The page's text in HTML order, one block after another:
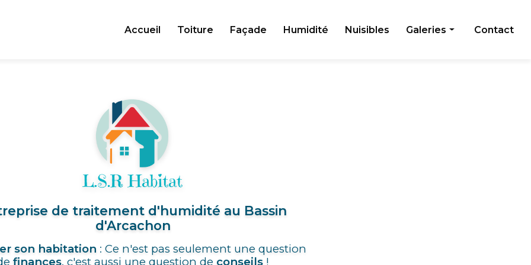
Accueil Toiture Façade Humidité Nuisibles Galeries Contact
de traitement d'humidité au Bassin
d'Arcachon
son habitation : Ce n'est pas seulement une question
finances, c'est aussi une question de conseils !